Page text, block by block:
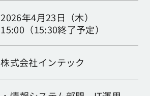
2026年4月23日（木）
15:00（15:30終了予定）
株式会社インテック